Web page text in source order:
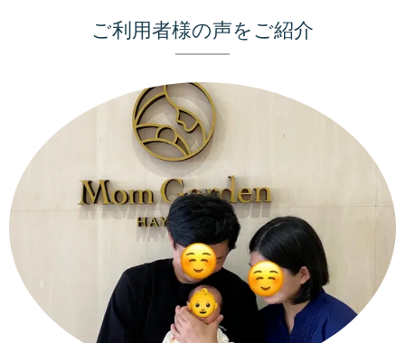
ご利用者様の声をご紹介